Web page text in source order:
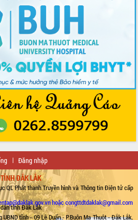
Đăng nhập
ĐẮK LẮK
QL Phát thanh Truyền hình và Thông tin Điện tử cấp
tỉnh Đắk Lắk
tỉnh - 09 Lê Duẩn - P.Buôn Ma Thuột - Đắk Lắk.
hoặc congttdtdaklak@gmail.com